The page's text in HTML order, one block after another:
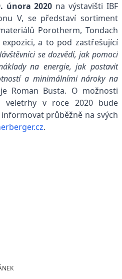
února 2020 na výstavišti IBF
V, se představí sortiment
Porotherm, Tondach
a to pod zastřešující
se dozvědí, jak pomocí
na energie, jak postavit
a minimálními nároky na
Roman Busta. O možnosti
veletrhy v roce 2020 bude
průběžně na svých
.